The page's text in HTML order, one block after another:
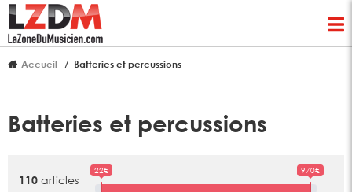
Accueil Batteries et percussions
Batteries et percussions
110 articles
22€ 970€